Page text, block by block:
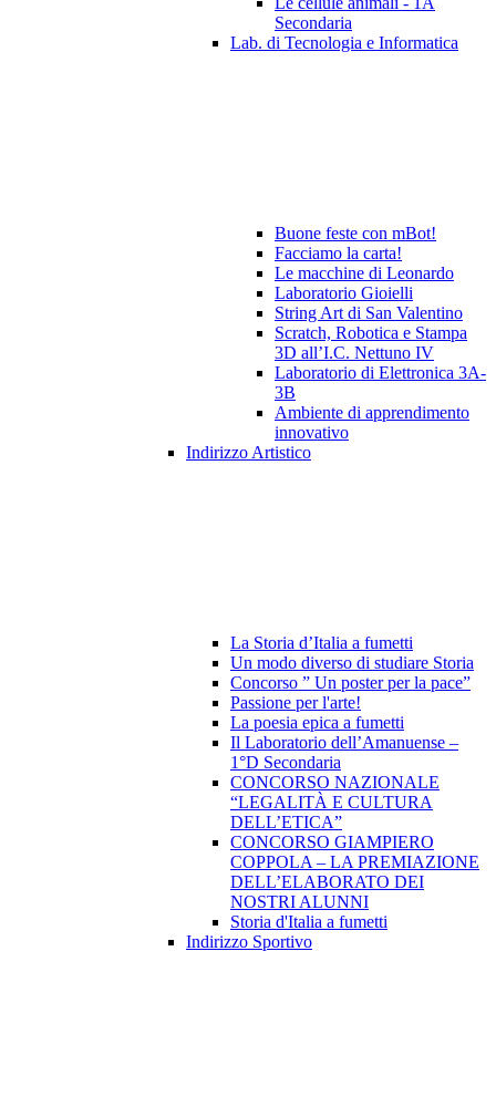
Secondaria
Lab. di Tecnologia e Informatica
Buone feste con mBot!
Facciamo la carta!
Le macchine di Leonardo
Laboratorio Gioielli
String Art di San Valentino
Scratch, Robotica e Stampa
3D all’I.C. Nettuno IV
Laboratorio di Elettronica 3A-
3B
Ambiente di apprendimento
innovativo
Indirizzo Artistico
La Storia d’Italia a fumetti
Un modo diverso di studiare Storia
Concorso ” Un poster per la pace”
Passione per l'arte!
La poesia epica a fumetti
Il Laboratorio dell’Amanuense –
1°D Secondaria
CONCORSO NAZIONALE
“LEGALITÀ E CULTURA
DELL’ETICA”
CONCORSO GIAMPIERO
COPPOLA – LA PREMIAZIONE
DELL’ELABORATO DEI
NOSTRI ALUNNI
Storia d'Italia a fumetti
Indirizzo Sportivo